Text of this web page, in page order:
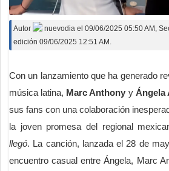
Autor nuevodia el 09/06/2025 05:50 AM ,
edición 09/06/2025 12:51 AM.
Con un lanzamiento que ha generado
música latina, Marc Anthony y Ángela
sus fans con una colaboración
la joven promesa del regional
llegó. La canción, lanzada el 28 de
encuentro casual entre Ángela, Marc